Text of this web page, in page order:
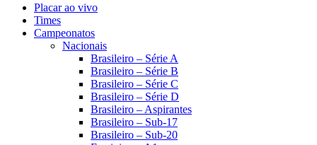
Placar ao vivo
Times
Campeonatos
Nacionais
Brasileiro – Série A
Brasileiro – Série B
Brasileiro – Série C
Brasileiro – Série D
Brasileiro – Aspirantes
Brasileiro – Sub-17
Brasileiro – Sub-20